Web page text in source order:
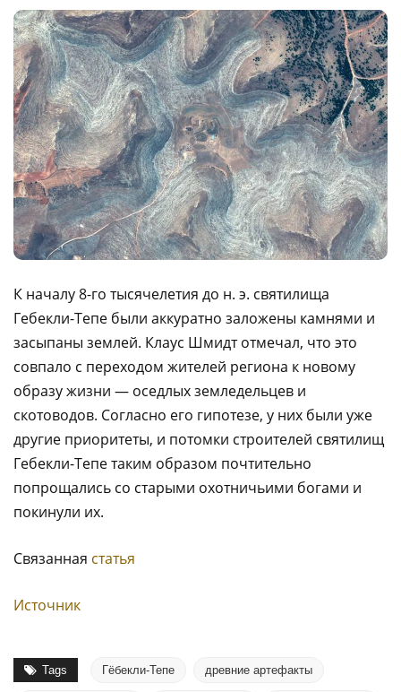
К началу 8-го тысячелетия до н. э. святилища
Гебекли-Тепе были аккуратно заложены камнями и
засыпаны землей. Клаус Шмидт отмечал, что это
совпало с переходом жителей региона к новому
образу жизни — оседлых земледельцев и
скотоводов. Согласно его гипотезе, у них были уже
другие приоритеты, и потомки строителей святилищ
Гебекли-Тепе таким образом почтительно
попрощались со старыми охотничьими богами и
покинули их.
Связанная статья
Источник
Tags Гёбекли-Тепе древние артефакты